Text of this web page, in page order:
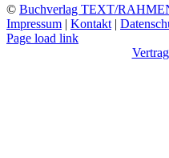
© Buchverlag TEXT/
Impressum | Kontakt|
Facebook
Instagram
YouTube
X
LinkedIn
SoundCloud
Page load link